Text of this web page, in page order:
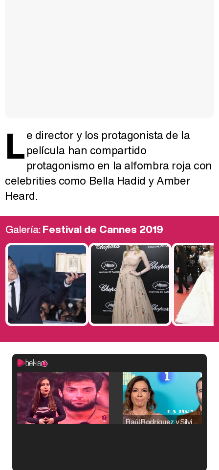
Le director y los protagonista de la
película han compartido
protagonismo en la alfombra roja con
celebrities como Bella Hadid y Amber
Heard.
Galería:Festival de Cannes 2019
Raúl Rodríguez y Silvia Taulés nos cuentan su papel en 'La familia de la tele'